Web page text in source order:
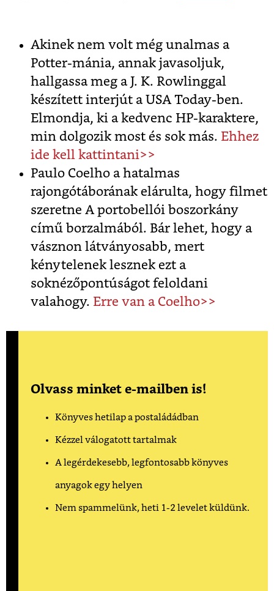
Akinek nem volt még unalmas a
Potter-mánia, annak javasoljuk,
hallgassa meg a J. K. Rowlinggal
készített interjút a USA Today-ben.
Elmondja, ki a kedvenc HP-karaktere,
min dolgozik most és sok más. Ehhez
ide kell kattintani>>
Paulo Coelho a hatalmas
rajongótáborának elárulta, hogy filmet
szeretne A portobellói boszorkány
című borzalmából. Bár lehet, hogy a
vásznon látványosabb, mert
kénytelenek lesznek ezt a
soknézőpontúságot feloldani
valahogy. Erre van a Coelho>>
Olvass minket e-mailben is!
Könyves hetilap a postaládádban
Kézzel válogatott tartalmak
A legérdekesebb, legfontosabb könyves
anyagok egy helyen
Nem spammelünk, heti 1-2 levelet küldünk.